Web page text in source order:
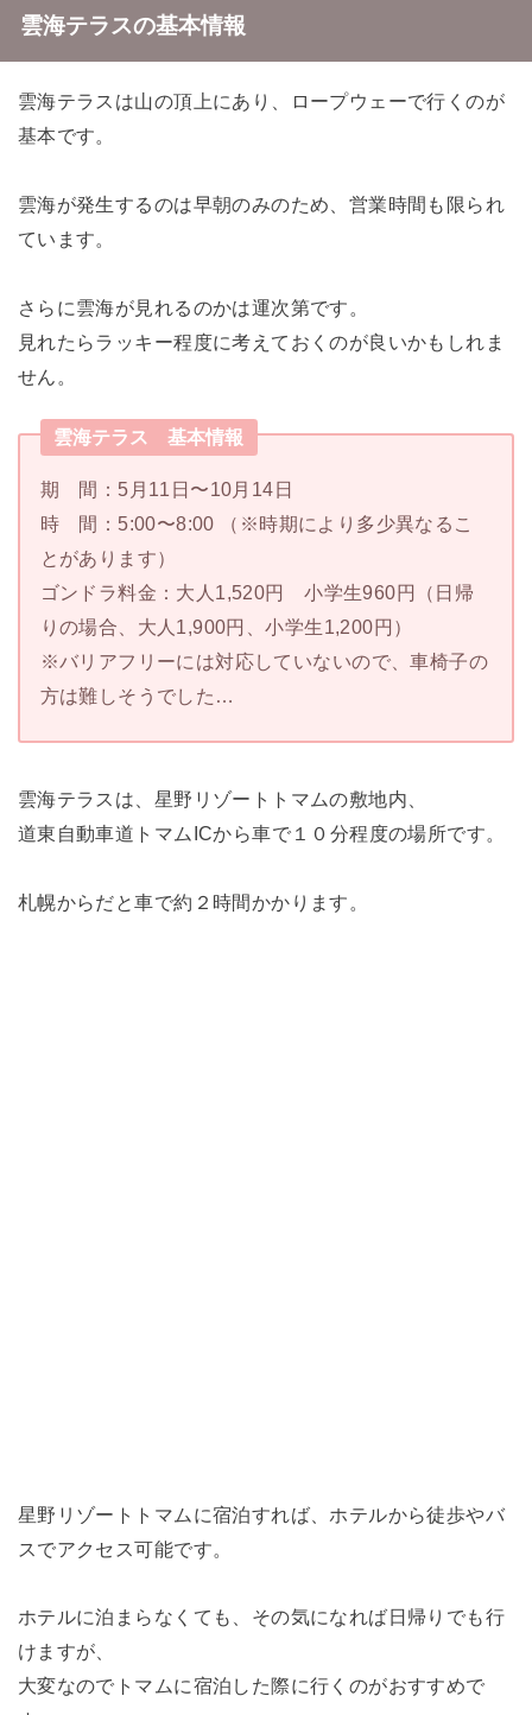
雲海テラスの基本情報
雲海テラスは山の頂上にあり、ロープウェーで行くのが
基本です。
雲海が発生するのは早朝のみのため、営業時間も限られ
ています。
さらに雲海が見れるのかは運次第です。
見れたらラッキー程度に考えておくのが良いかもしれま
せん。
雲海テラス 基本情報
期 間：5月11日〜10月14日
時 間：5:00〜8:00 （※時期により多少異なるこ
とがあります）
ゴンドラ料金：大人1,520円 小学生960円（日帰
りの場合、大人1,900円、小学生1,200円）
※バリアフリーには対応していないので、車椅子の
方は難しそうでした…
雲海テラスは、星野リゾートトマムの敷地内、
道東自動車道トマムICから車で１０分程度の場所です。
札幌からだと車で約２時間かかります。
星野リゾートトマムに宿泊すれば、ホテルから徒歩やバ
スでアクセス可能です。
ホテルに泊まらなくても、その気になれば日帰りでも行
けますが、
大変なのでトマムに宿泊した際に行くのがおすすめで